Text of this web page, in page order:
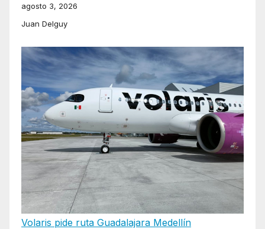
agosto 3, 2026
Juan Delguy
Volaris pide ruta Guadalajara Medellín